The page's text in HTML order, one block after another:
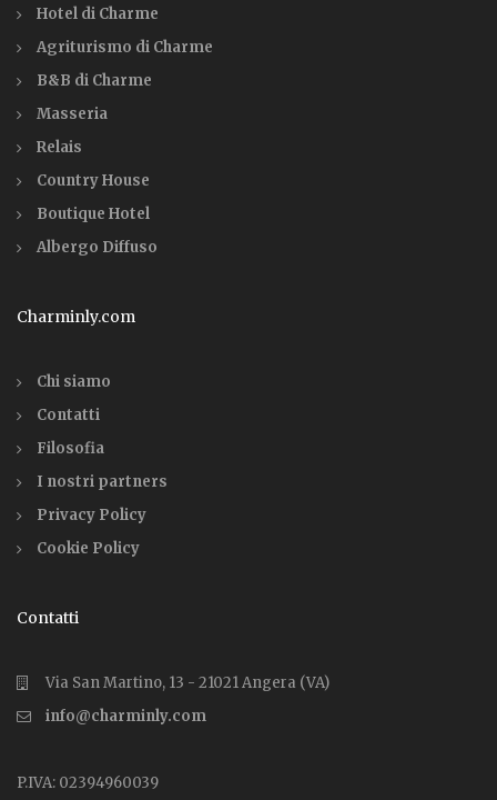
Hotel di Charme
Agriturismo di Charme
B&B di Charme
Masseria
Relais
Country House
Boutique Hotel
Albergo Diffuso
Charminly.com
Chi siamo
Contatti
Filosofia
I nostri partners
Privacy Policy
Cookie Policy
Contatti
Via San Martino, 13 - 21021 Angera (VA)
info@charminly.com
P.IVA: 02394960039